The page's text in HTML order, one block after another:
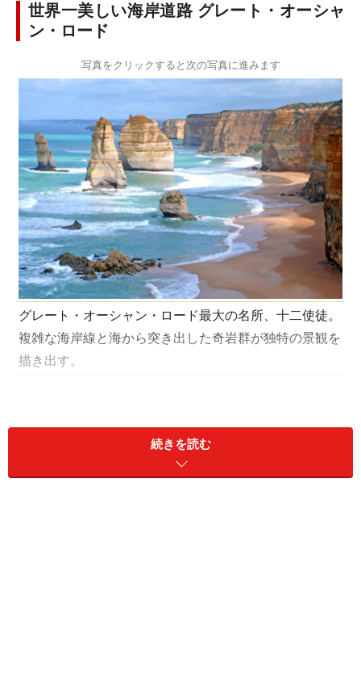
世界一美しい海岸道路 グレート・オーシャ
ン・ロード
写真をクリックすると次の写真に進みます
グレート・オーシャン・ロード最大の名所、十二使徒。
複雑な海岸線と海から突き出した奇岩群が独特の景観を
描き出す。
続きを読む